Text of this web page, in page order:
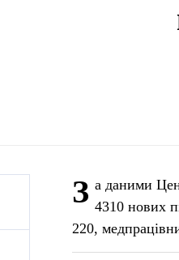
З а даними
4310 нових
220,